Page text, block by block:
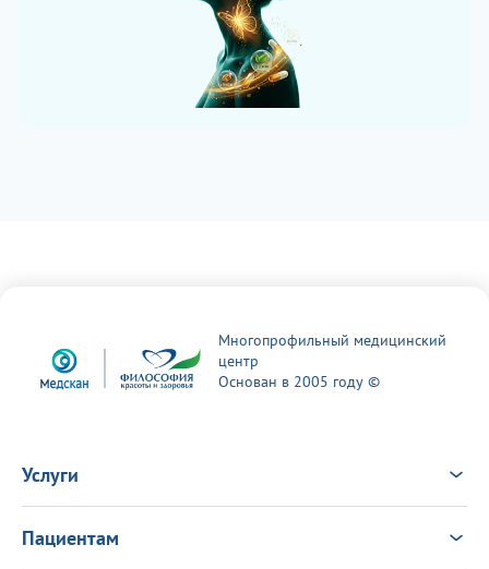
Многопрофильный медицинский
центр
Основан в 2005 году ©
Услуги
Врачи
Пациентам